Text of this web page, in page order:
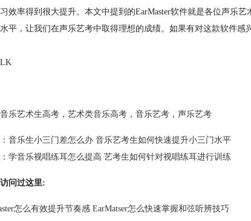
效率得到很大提升。本文中提到的EarMaster软件就是各位声乐
平，让我们在声乐艺考中取得理想的成绩。如果有对这款软件感
音乐艺术生高考 ， 艺术类音乐高考 ， 音乐艺考 ， 声乐艺考
音乐生小三门差怎么办 音乐艺考生如何快速提升小三门水平
学音乐视唱练耳怎么提高 艺考生如何针对视唱练耳进行训练
问过这里:
怎么有效提升节奏感 EarMatser怎么快速掌握和弦听辨技巧